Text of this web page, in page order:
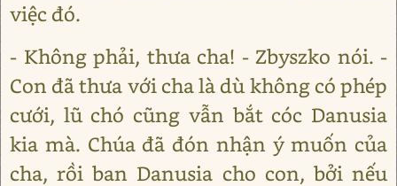
việc đó.
- Không phải, thưa cha! - Zbyszko nói. -
Con đã thưa với cha là dù không có phép
cưới, lũ chó cũng vẫn bắt cóc Danusia
kia mà. Chúa đã đón nhận ý muốn của
cha, rồi ban Danusia cho con, bởi nếu